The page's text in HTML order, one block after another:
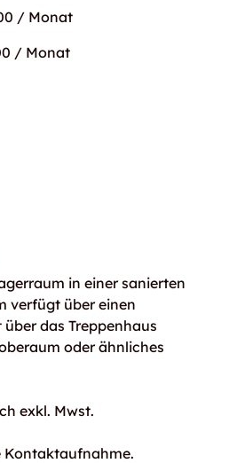
/ Monat
/ Monat
in einer sanierten
verfügt über einen
das Treppenhaus
oder ähnliches
exkl. Mwst.
Kontaktaufnahme.